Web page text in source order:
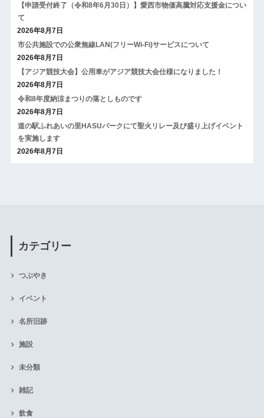
【申請受付終了（令和8年6月30日）】愛西市物価高騰対応支援金につい
て
2026年8月7日
市公共施設での公衆無線LAN(フリーWi-Fi)サービスについて
2026年8月7日
【アジア競技大会】公用車がアジア競技大会仕様になりました！
2026年8月7日
令和8年度納涼まつりの落としものです
2026年8月7日
道の駅ふれあいの里HASUパークにて聖火リレー及び盛り上げイベント
を実施します
2026年8月7日
カテゴリー
つぶやき
イベント
名所旧跡
施設
未分類
雑記
飲食